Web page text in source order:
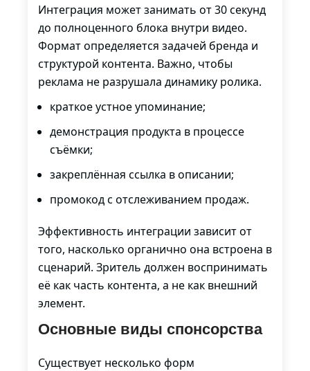
Интеграция может занимать от 30 секунд
до полноценного блока внутри видео.
Формат определяется задачей бренда и
структурой контента. Важно, чтобы
реклама не разрушала динамику ролика.
краткое устное упоминание;
демонстрация продукта в процессе
съёмки;
закреплённая ссылка в описании;
промокод с отслеживанием продаж.
Эффективность интеграции зависит от
того, насколько органично она встроена в
сценарий. Зритель должен воспринимать
её как часть контента, а не как внешний
элемент.
Основные виды спонсорства
Существует несколько форм